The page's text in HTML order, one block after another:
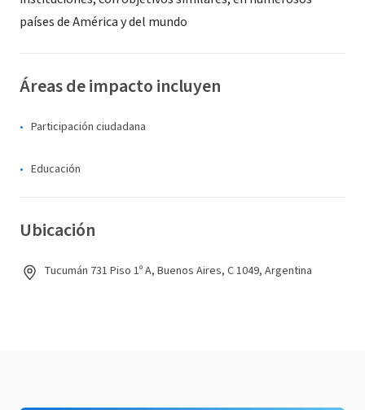
países de América y del mundo
Áreas de impacto incluyen
Participación ciudadana
Educación
Ubicación
Tucumán 731 Piso 1º A, Buenos Aires, C 1049, Argentina